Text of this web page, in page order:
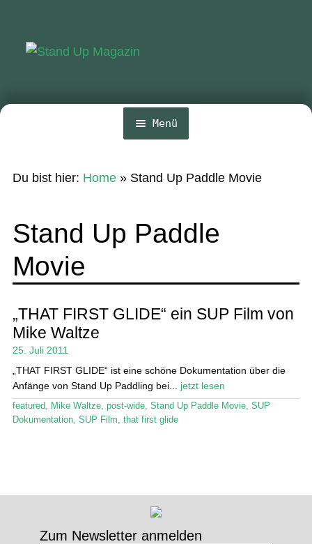
springen
springen
Menü
Ratgeber
Stand Up Magazin TV
SPOT FINDER
Mein Konto
Zum Newsletter anmelden
Du bist hier: Home» Stand Up Paddle Movie
Stand Up Paddle
Movie
„THAT FIRST GLIDE“ ein SUP Film von
Mike Waltze
25. Juli 2011
„THAT FIRST GLIDE“ ist eine schöne Dokumentation über die
Anfänge von Stand Up Paddling bei... jetzt lesen
featured Mike Waltze, post-wide, Stand Up Paddle Movie, SUP
Dokumentation, SUP Film that first glide